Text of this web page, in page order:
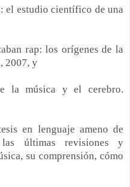
el estudio científico de una
rap: los orígenes de la
2007, y
la música y el cerebro.
en lenguaje ameno de
últimas revisiones y
su comprensión, cómo